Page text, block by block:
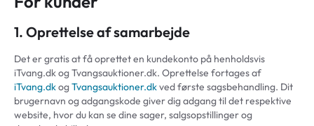
1. Oprettelse af samarbejde
Det er gratis at få oprettet en kundekonto på henholdsvis
iTvang.dk og Tvangsauktioner.dk. Oprettelse fortages af
iTvang.dkogTvangsauktioner.dkved første sagsbehandling. Dit
brugernavn og adgangskode giver dig adgang til det respektive
website, hvor du kan se dine sager, salgsopstillinger og